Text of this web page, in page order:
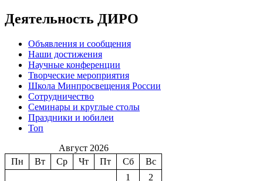
Деятельность ДИРО
Объявления и сообщения
Наши достижения
Научные конференции
Творческие мероприятия
Школа Минпросвещения России
Сотрудничество
Семинары и круглые столы
Праздники и юбилеи
Топ
Август 2026
Пн
Вт Ср Чт Пт Сб
Вс
1
2